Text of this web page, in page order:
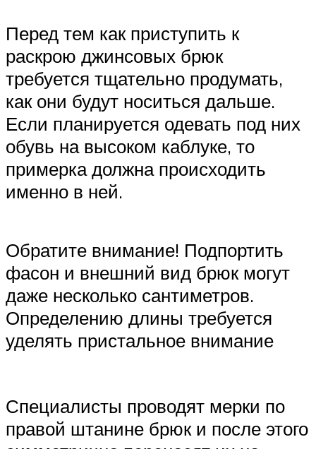
Перед тем как приступить к
раскрою джинсовых брюк
требуется тщательно продумать,
как они будут носиться дальше.
Если планируется одевать под них
обувь на высоком каблуке, то
примерка должна происходить
именно в ней.
Обратите внимание! Подпортить
фасон и внешний вид брюк могут
даже несколько сантиметров.
Определению длины требуется
уделять пристальное внимание
Специалисты проводят мерки по
правой штанине брюк и после этого